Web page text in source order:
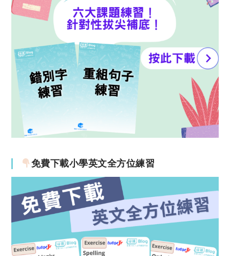
免費下載小學英文全方位練習